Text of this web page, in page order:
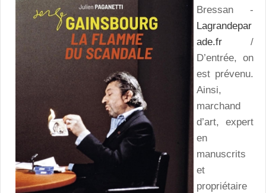
Bressan -
Lagrandepar
ade.fr /
D’entrée, on
est prévenu.
Ainsi,
marchand
d’art, expert
en
manuscrits
et
propriétaire